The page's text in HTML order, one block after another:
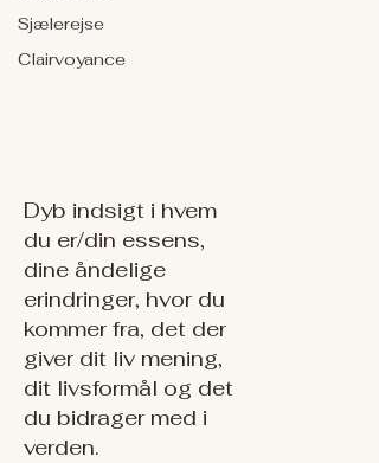
Sjælerejse
Clairvoyance
Dyb indsigt i hvem
du er/din essens,
dine åndelige
erindringer, hvor du
kommer fra, det der
giver dit liv mening,
dit livsformål og det
du bidrager med i
verden.